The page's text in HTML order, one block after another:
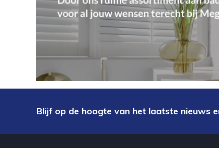
Blijf op de hoogte van het laatste nieuws